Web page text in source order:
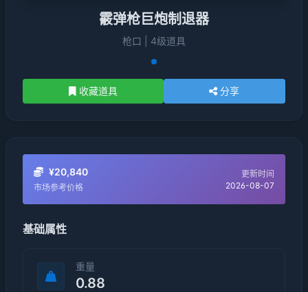
霰弹枪巨炮制退器
枪口 | 4级道具
收藏道具 分享
¥20,840
市场参考价格
更新时间
2026-08-07
基础属性
重量
0.88